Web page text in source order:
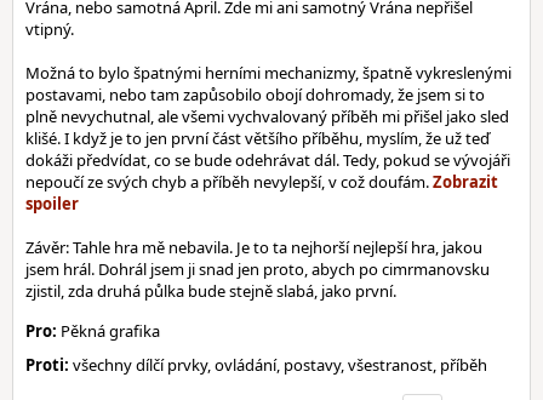
Vrána, nebo samotná April. Zde mi ani samotný Vrána nepřišel
vtipný.
Možná to bylo špatnými herními mechanizmy, špatně vykreslenými
postavami, nebo tam zapůsobilo obojí dohromady, že jsem si to
plně nevychutnal, ale všemi vychvalovaný příběh mi přišel jako sled
klišé. I když je to jen první část většího příběhu, myslím, že už teď
dokáži předvídat, co se bude odehrávat dál. Tedy, pokud se vývojáři
nepoučí ze svých chyb a příběh nevylepší, v což doufám.
Závěr: Tahle hra mě nebavila. Je to ta nejhorší nejlepší hra, jakou
jsem hrál. Dohrál jsem ji snad jen proto, abych po cimrmanovsku
zjistil, zda druhá půlka bude stejně slabá, jako první.
Pro: Pěkná grafika
Proti: všechny dílčí prvky, ovládání, postavy, všestranost, příběh